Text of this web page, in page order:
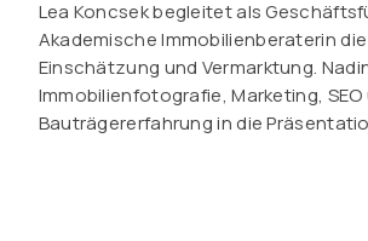
Lea Koncsek begleitet als
Akademische Immobilienberaterin
Einschätzung und Vermarktung.
Immobilienfotografie, Marketing, SEO
Bauträgererfahrung in die